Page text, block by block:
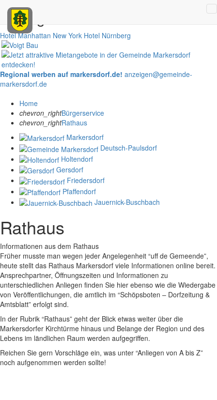
Anzeigen
Hotel Manhattan New York Hotel Nürnberg
Regional werben auf markersdorf.de! anzeigen@gemeinde-
markersdorf.de
Home
chevron_rightBürgerservice
chevron_rightRathaus
Markersdorf
Deutsch-Paulsdorf
Holtendorf
Gersdorf
Friedersdorf
Pfaffendorf
Jauernick-Buschbach
Rathaus
Informationen aus dem Rathaus
Früher musste man wegen jeder Angelegenheit “uff de Gemeende”,
heute stellt das Rathaus Markersdorf viele Informationen online bereit.
Ansprechpartner, Öffnungszeiten und Informationen zu
unterschiedlichen Anliegen finden Sie hier ebenso wie die Wiedergabe
von Veröffentlichungen, die amtlich im “Schöpsboten – Dorfzeitung &
Amtsblatt” erfolgt sind.
In der Rubrik “Rathaus” geht der Blick etwas weiter über die
Markersdorfer Kirchtürme hinaus und Belange der Region und des
Lebens im ländlichen Raum werden aufgegriffen.
Reichen Sie gern Vorschläge ein, was unter “Anliegen von A bis Z”
noch aufgenommen werden sollte!